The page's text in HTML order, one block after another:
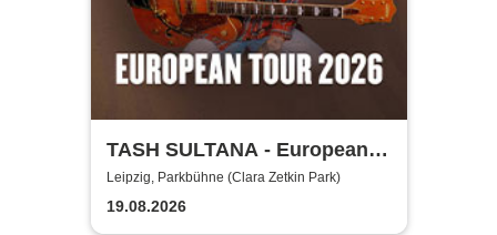
TASH SULTANA - European
Tour 2026
Leipzig, Parkbühne (Clara Zetkin Park)
19.08.2026